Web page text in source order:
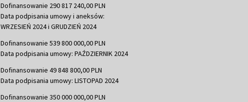
Dofinansowanie 290 817 240,00 PLN
Data podpisania umowy i aneksów:
WRZESIEŃ 2024 i GRUDZIEŃ 2024
Dofinansowanie 539 800 000,00 PLN
Data podpisania umowy: PAŹDZIERNIK 2024
Dofinansowanie 49 848 800,00 PLN
Data podpisania umowy: LISTOPAD 2024
Dofinansowanie 350 000 000,00 PLN